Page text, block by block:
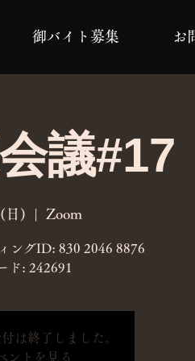
御バイト募集 お
議#17
日)
  |
Zoom
ングID: 830 2046 8876
ド: 242691
は終了しました。
ントを見る